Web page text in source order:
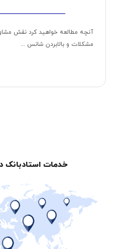
آنچه مطالعه خواهید کرد نقش
مشکلات و بالابردن شانس ...
خدمات